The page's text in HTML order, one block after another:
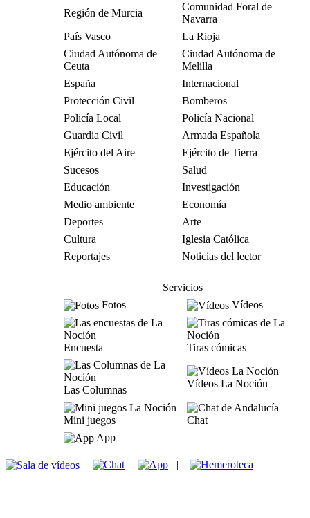
Región de Murcia
Comunidad Foral de
Navarra
País Vasco
La Rioja
Ciudad Autónoma de
Ceuta
Ciudad Autónoma de
Melilla
España
Internacional
Protección Civil
Bomberos
Policía Local
Policía Nacional
Guardia Civil
Armada Española
Ejército del Aire
Ejército de Tierra
Sucesos
Salud
Educación
Investigación
Medio ambiente
Economía
Deportes
Arte
Cultura
Iglesia Católica
Reportajes
Noticias del lector
Servicios
Fotos
Vídeos
Encuesta Tiras cómicas
Las Columnas
Vídeos La Noción
Mini juegos
Chat
App
| | |